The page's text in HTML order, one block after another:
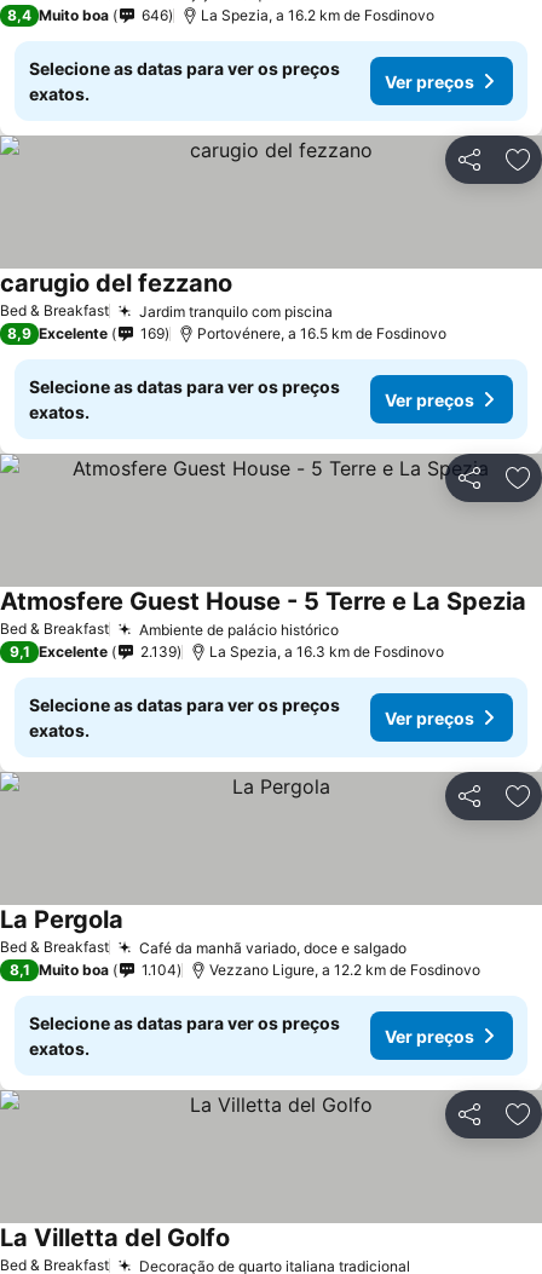
8,4 Muito boa 646 La Spezia, a 16.2 km de Fosdinovo
Selecione as datas para ver os preços
exatos.
Ver preços
Partilhar
Bed & Breakfast Jardim tranquilo com piscina
carugio del fezzano
8,9 Excelente 169 Portovénere, a 16.5 km de Fosdinovo
Selecione as datas para ver os preços
exatos.
Ver preços
Partilhar
Bed & Breakfast Ambiente de palácio histórico
Atmosfere Guest House - 5 Terre e La Spezia
9,1 Excelente 2.139 La Spezia, a 16.3 km de Fosdinovo
Selecione as datas para ver os preços
exatos.
Ver preços
Partilhar
Bed & Breakfast Café da manhã variado, doce e salgado
La Pergola
8,1 Muito boa 1.104 Vezzano Ligure, a 12.2 km de Fosdinovo
Selecione as datas para ver os preços
exatos.
Ver preços
Partilhar
Bed & Breakfast Decoração de quarto italiana tradicional
La Villetta del Golfo